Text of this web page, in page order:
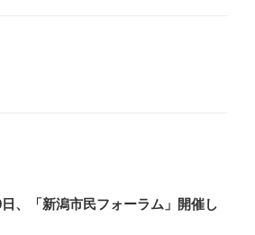
、「新潟市民フォーラム」開催し